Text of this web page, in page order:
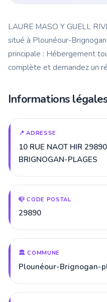
LAURE MASO Y GUELL
situé à Plounéour-
principale : Hébergement
complète et demandez un
Informations
📍 ADRESSE
10 RUE NAOT HIR
BRIGNOGAN-PLAGES
📪 CODE POSTAL
29890
🏛️ COMMUNE
Plounéour-Brignogan-